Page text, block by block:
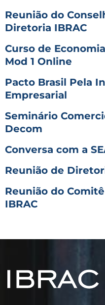
Reunião do
Diretoria IBRAC
Curso de
Mod 1 Online
Pacto Brasil Pela
Empresarial
Seminário
Decom
Conversa com a
Reunião de
Reunião do
IBRAC